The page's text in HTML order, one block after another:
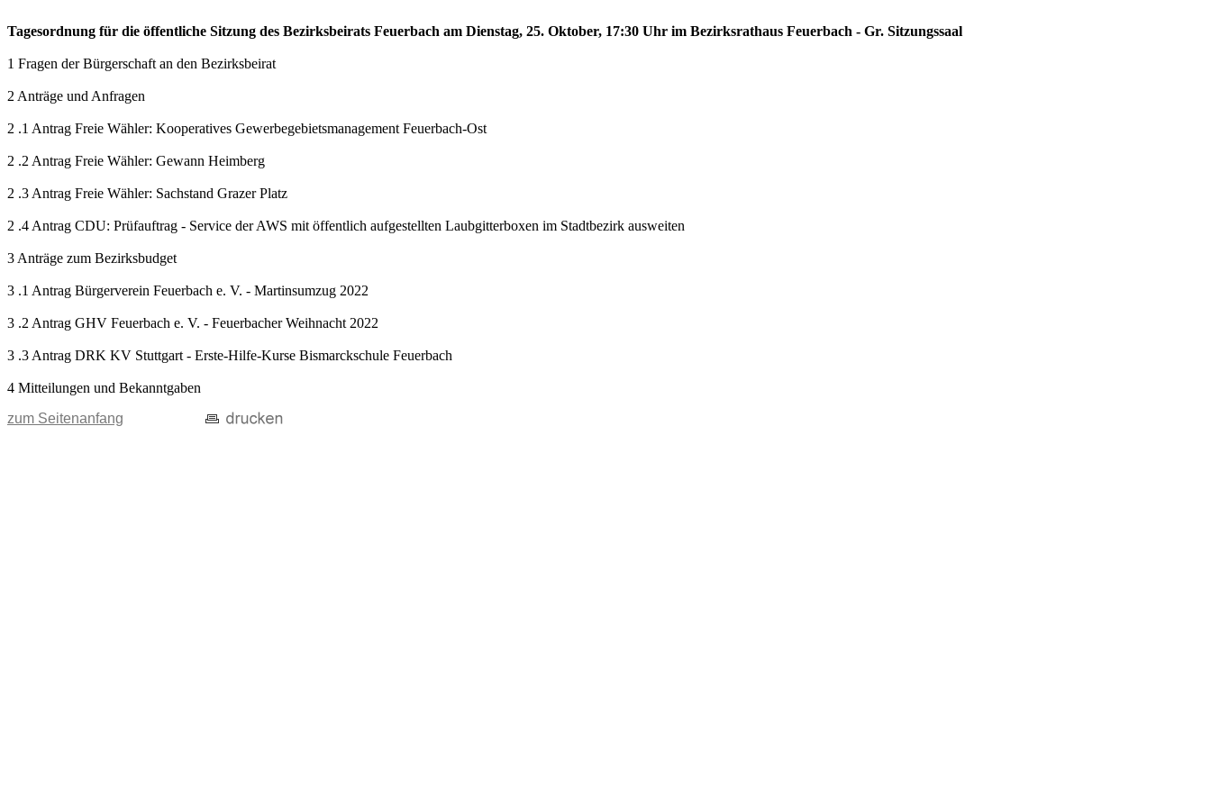
Tagesordnung für die öffentliche Sitzung des Bezirksbeirats Feuerbach am Dienstag, 25. Oktober, 17:30 Uhr im Bezirksrathaus Feuerbach - Gr. Sitzungssaal
1 Fragen der Bürgerschaft an den Bezirksbeirat
2 Anträge und Anfragen
2 .1 Antrag Freie Wähler: Kooperatives Gewerbegebietsmanagement Feuerbach-Ost
2 .2 Antrag Freie Wähler: Gewann Heimberg
2 .3 Antrag Freie Wähler: Sachstand Grazer Platz
2 .4 Antrag CDU: Prüfauftrag - Service der AWS mit öffentlich aufgestellten Laubgitterboxen im Stadtbezirk ausweiten
3 Anträge zum Bezirksbudget
3 .1 Antrag Bürgerverein Feuerbach e. V. - Martinsumzug 2022
3 .2 Antrag GHV Feuerbach e. V. - Feuerbacher Weihnacht 2022
3 .3 Antrag DRK KV Stuttgart - Erste-Hilfe-Kurse Bismarckschule Feuerbach
4 Mitteilungen und Bekanntgaben
zum Seitenanfang